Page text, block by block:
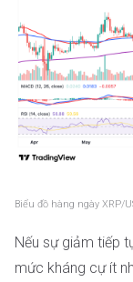
Biểu đồ hàng ngày XRP/
Nếu sự giảm tiếp
mức kháng cự ít